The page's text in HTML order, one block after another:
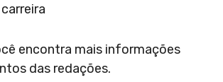
encontra mais informações
das redações.